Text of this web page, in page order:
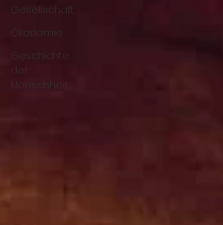
Gesellschaft
Ökonomie
Geschichte
der
Menschheit